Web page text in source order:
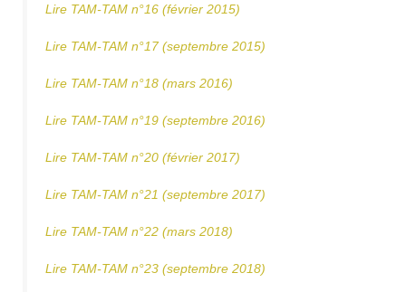
Lire TAM-TAM n°16 (février 2015)
Lire TAM-TAM n°17 (septembre 2015)
Lire TAM-TAM n°18 (mars 2016)
Lire TAM-TAM n°19 (septembre 2016)
Lire TAM-TAM n°20 (février 2017)
Lire TAM-TAM n°21 (septembre 2017)
Lire TAM-TAM n°22 (mars 2018)
Lire TAM-TAM n°23 (septembre 2018)